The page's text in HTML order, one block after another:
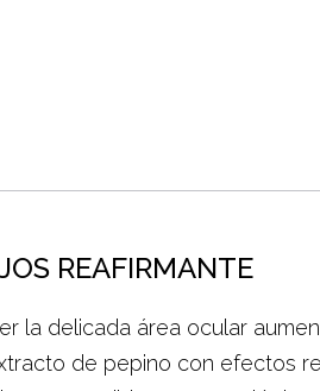
REAFIRMANTE
la delicada área ocular
de pepino con efectos